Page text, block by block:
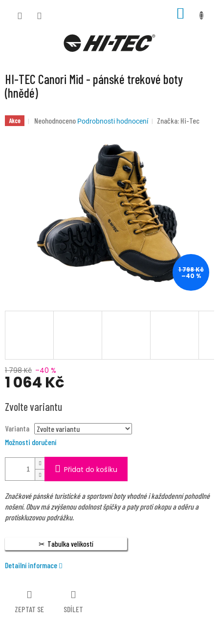
HI-TEC Canori Mid - pánské trekové boty
(hnědé)
Akce
Průměrné
Neohodnoceno Podrobnosti hodnocení Značka: Hi-Tec
1 798 Kč
–40 %
1 798 Kč –40 %
1 064 Kč
cena:
Zvolte variantu
Varianta
Možnosti doručení
Přidat do košíku
Značkové pánské turistické a sportovní boty vhodné i každodenní pohodlné
nošení. Obuv má zvýšenou odolnost špičky a paty proti okopu a oděru a
protiskluzovou podrážku.
Tabulka velikostí
Detailní informace
ZEPTAT SE SDÍLET